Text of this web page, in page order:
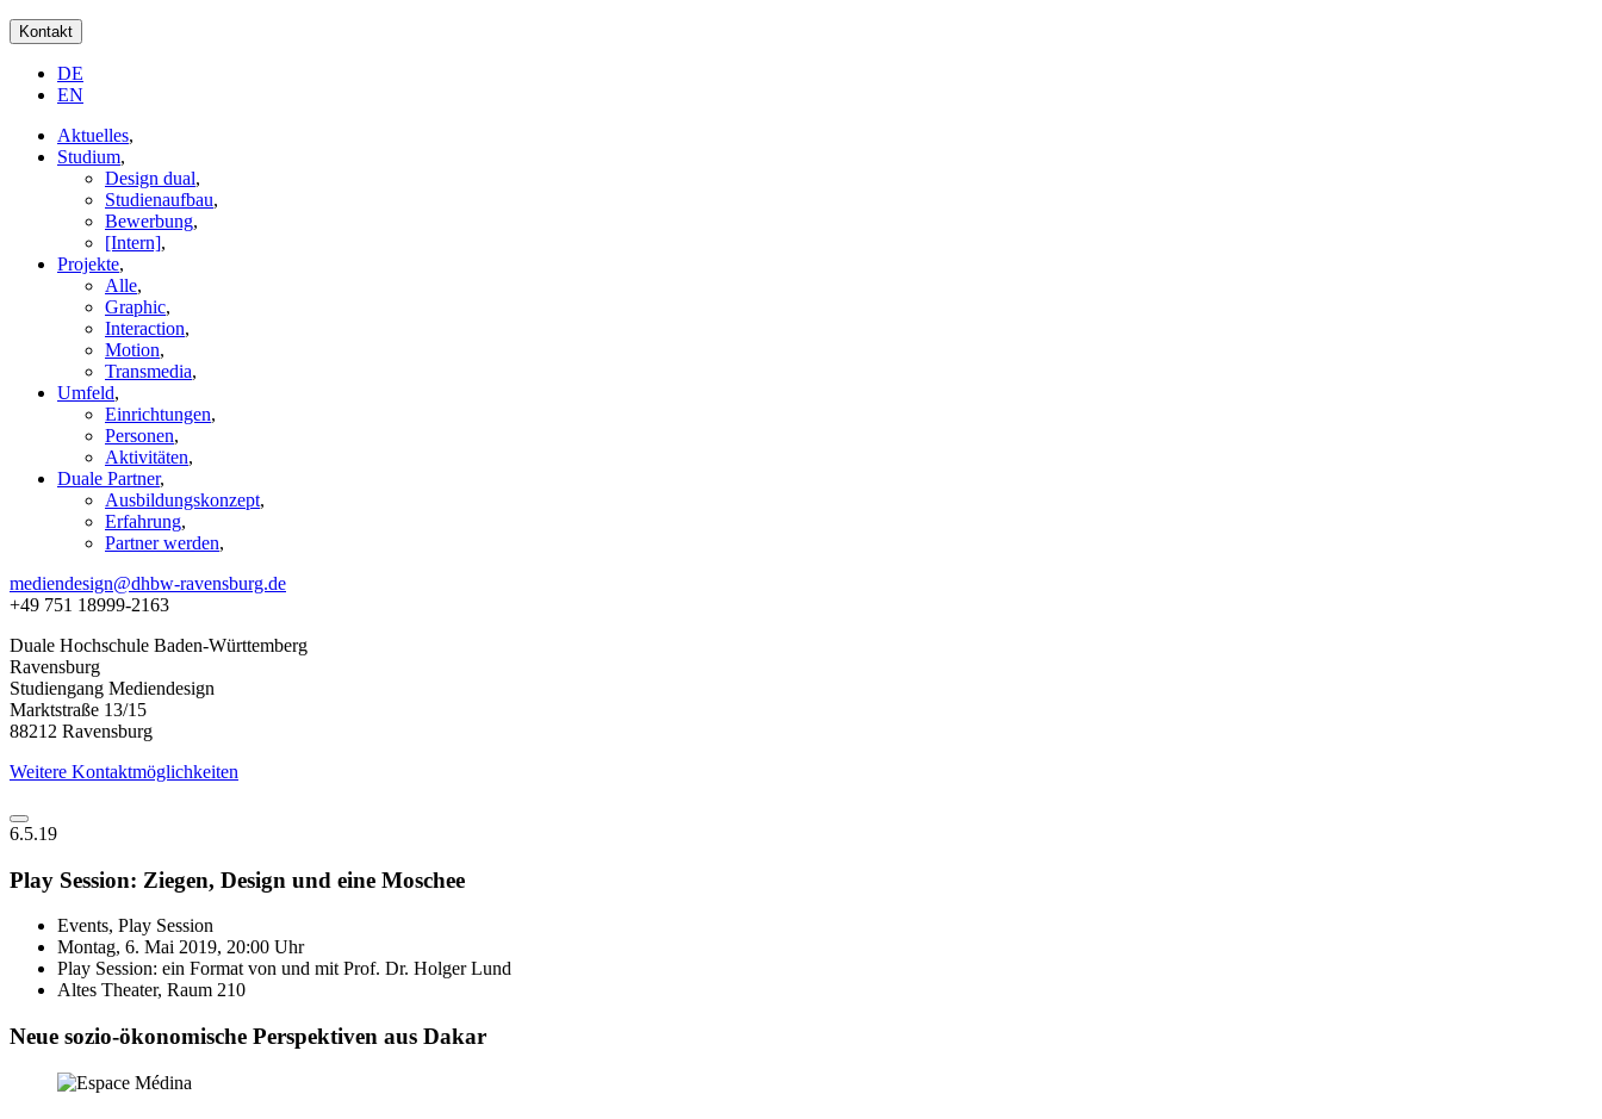
Kontakt
DE
EN
Aktuelles,
Studium,
Design dual,
Studienaufbau,
Bewerbung,
[Intern],
Projekte,
Alle,
Graphic,
Interaction,
Motion,
Transmedia,
Umfeld,
Einrichtungen,
Personen,
Aktivitäten,
Duale Partner,
Ausbildungskonzept,
Erfahrung,
Partner werden,
mediendesign@dhbw-ravensburg.de
+49 751 18999-2163
Duale Hochschule Baden-Württemberg
Ravensburg
Studiengang Mediendesign
Marktstraße 13/15
88212 Ravensburg
Weitere Kontaktmöglichkeiten
6.5.19
Play Session: Ziegen, Design und eine Moschee
Events, Play Session
Montag, 6. Mai 2019, 20:00 Uhr
Play Session: ein Format von und mit Prof. Dr. Holger Lund
Altes Theater, Raum 210
Neue sozio-ökonomische Perspektiven aus Dakar